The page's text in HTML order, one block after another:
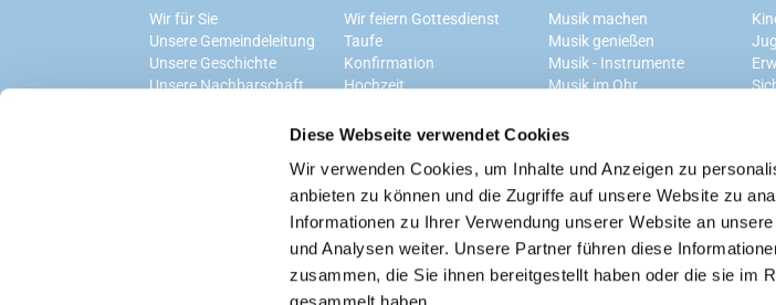
Diese Webseite verwendet Cookies
Wir verwenden Cookies, um Inhalte und Anzeigen zu
anbieten zu können und die Zugriffe auf unsere Website zu
Informationen zu Ihrer Verwendung unserer Website an
und Analysen weiter. Unsere Partner führen diese
zusammen, die Sie ihnen bereitgestellt haben oder die sie im
Wir für Sie
Unsere Gemeindeleitung
Unsere Geschichte
Unsere Nachbarschaft
Wir feiern Gottesdienst
Taufe
Konfirmation
Hochzeit
Musik machen
Musik genießen
Musik - Instrumente
Musik im Ohr
Ev.